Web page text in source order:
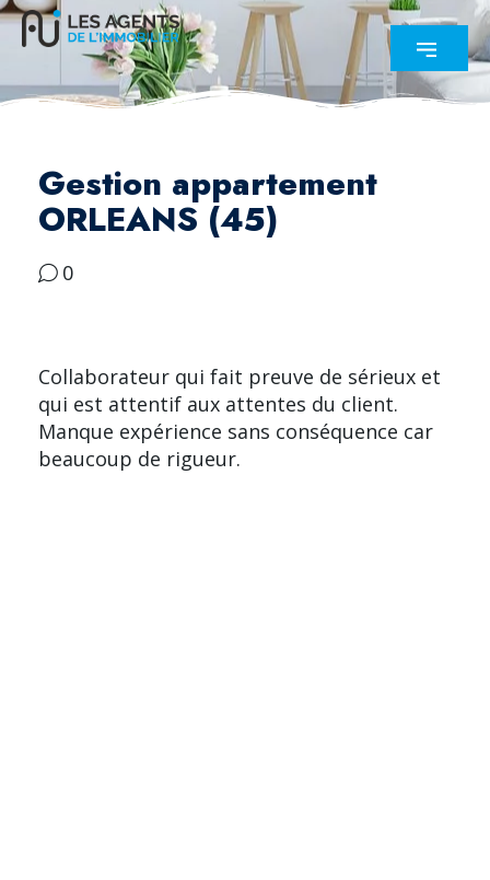
Gestion appartement
ORLEANS (45)
0
Collaborateur qui fait preuve de sérieux et
qui est attentif aux attentes du client.
Manque expérience sans conséquence car
beaucoup de rigueur.